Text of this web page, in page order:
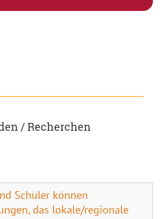
/ Recherchen
Schüler können
das lokale/regionale